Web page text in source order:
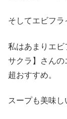
そしてエビフラ
私はあまりエビ
サクラ】さんの
超おすすめ。
スープも美味し